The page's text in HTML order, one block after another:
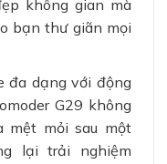
không gian mà
bạn thư giãn mọi
đa dạng với động
G29 không
mệt mỏi sau một
lại trải nghiệm